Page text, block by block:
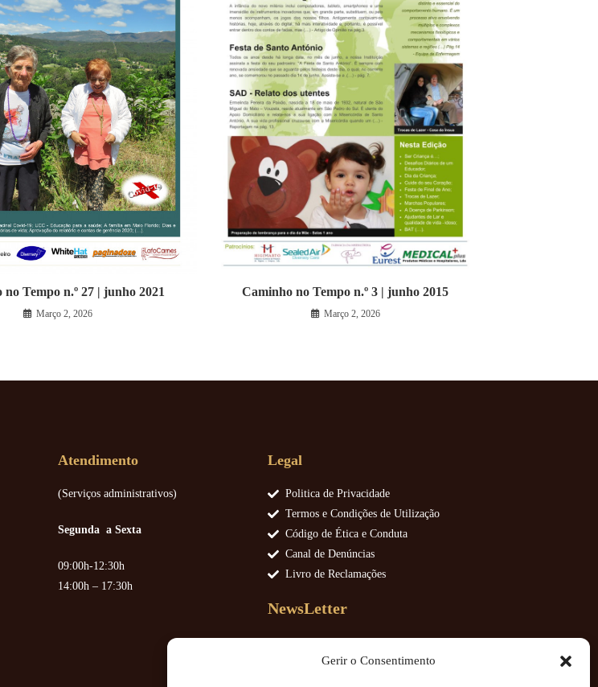
Gerir o Consentimento
Tempo n.º 27 | junho 2021
Março 2, 2026
Caminho no Tempo n.º 3 | junho 2015
Março 2, 2026
Atendimento
(Serviços administrativos)
Segunda a Sexta
09:00h-12:30h
14:00h – 17:30h
Legal
Politica de Privacidade
Termos e Condições de Utilização
Código de Ética e Conduta
Canal de Denúncias
Livro de Reclamações
NewsLetter